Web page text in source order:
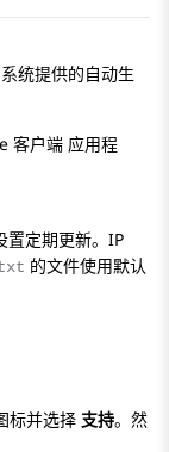
系统提供的自动生
客户端 应用程
置定期更新。 IP
的文件使用默认
标并选择 支持。然